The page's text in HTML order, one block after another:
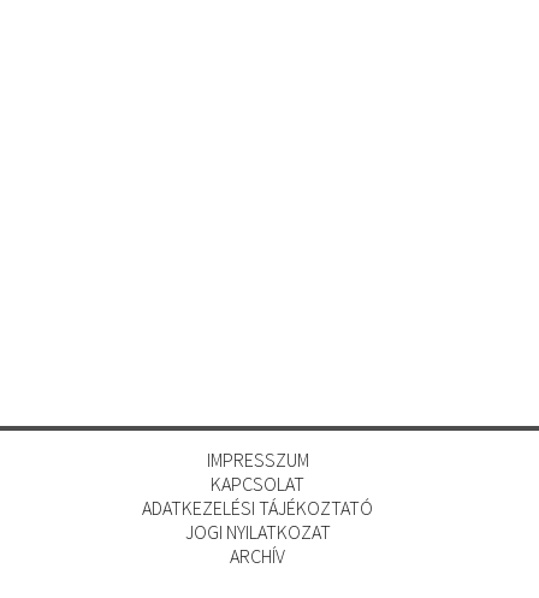
IMPRESSZUM
KAPCSOLAT
ADATKEZELÉSI TÁJÉKOZTATÓ
JOGI NYILATKOZAT
ARCHÍV